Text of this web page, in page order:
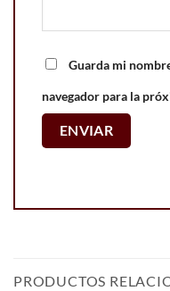
Guarda mi
navegador para la
PRODUCTOS